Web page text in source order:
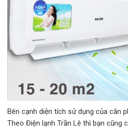
Bên cạnh diện tích sử dụng của căn
Theo Điện lạnh Trần Lê thì bạn cũng